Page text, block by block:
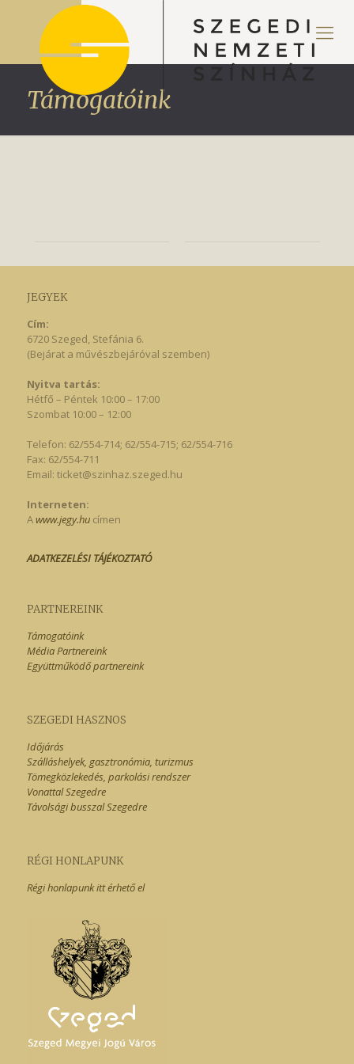
Támogatóink
JEGYEK
Cím:
6720 Szeged, Stefánia 6.
(Bejárat a művészbejáróval szemben)
Nyitva tartás:
Hétfő – Péntek 10:00 – 17:00
Szombat 10:00 – 12:00
Telefon: 62/554-714; 62/554-715; 62/554-716
Fax: 62/554-711
Email: ticket@szinhaz.szeged.hu
Interneten:
Awww.jegy.hucímen
ADATKEZELÉSI TÁJÉKOZTATÓ
PARTNEREINK
Támogatóink
Média Partnereink
Együttműködő partnereink
SZEGEDI HASZNOS
Időjárás
Szálláshelyek, gasztronómia, turizmus
Tömegközlekedés, parkolási rendszer
Vonattal Szegedre
Távolsági busszal Szegedre
RÉGI HONLAPUNK
Régi honlapunk itt érhető el